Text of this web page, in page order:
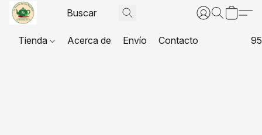
Tienda Acerca de Envío Contacto